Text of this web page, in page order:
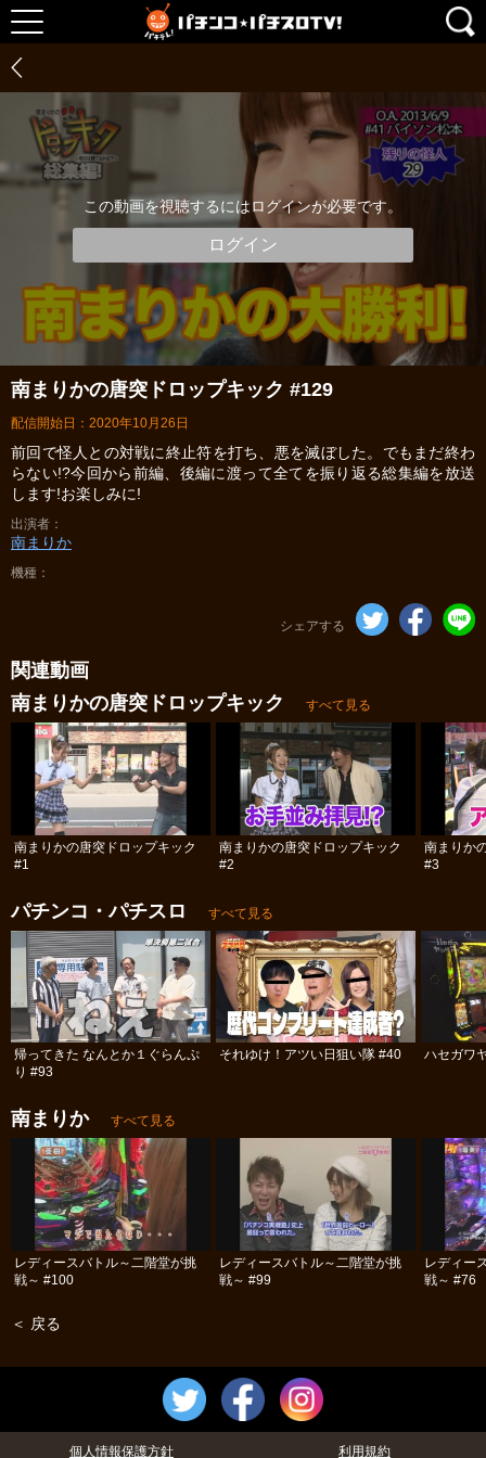
この動画を視聴するにはログインが必要です。
ログイン
南まりかの唐突ドロップキック #129
配信開始日：2020年10月26日
前回で怪人との対戦に終止符を打ち、悪を滅ぼした。でもまだ終わ
らない!?今回から前編、後編に渡って全てを振り返る総集編を放送
します!お楽しみに!
出演者
南まりか
機種
シェアする
関連動画
南まりかの唐突ドロップキック
すべて見る
南まりかの唐突ドロップキック
#1
南まりかの唐突ドロップキック
#2
南まりか
#3
パチンコ・パチスロ すべて見る
帰ってきた なんとか１ぐらんぷ
り #93
それゆけ！アツい日狙い隊 #40 ハセガワ
南まりか すべて見る
レディースバトル～二階堂が挑
戦～ #100
レディースバトル～二階堂が挑
戦～ #99
レディー
戦～ #76
＜ 戻る
個人情報保護方針 利用規約